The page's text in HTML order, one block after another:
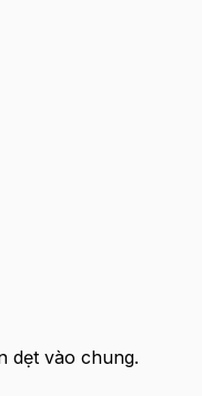
dẹt vào chung.